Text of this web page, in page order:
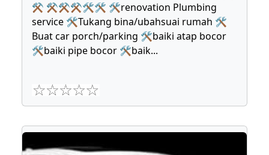
⚒ ⚒⚒⚒🛠🛠 🛠renovation Plumbing
service 🛠Tukang bina/ubahsuai rumah 🛠
Buat car porch/parking 🛠baiki atap bocor
🛠baiki pipe bocor 🛠baik...